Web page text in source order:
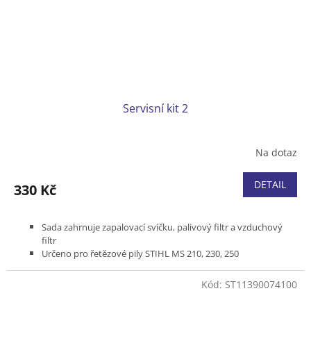
Servisní kit 2
Na dotaz
330 Kč DETAIL
Sada zahrnuje zapalovací svíčku, palivový filtr a vzduchový
filtr
Určeno pro řetězové pily STIHL MS 210, 230, 250
Kód: ST11390074100